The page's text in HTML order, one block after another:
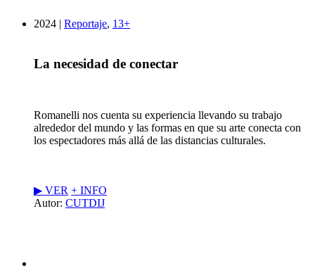
2024 | Reportaje, 13+
La necesidad de conectar
Romanelli nos cuenta su experiencia llevando su trabajo
alrededor del mundo y las formas en que su arte conecta con
los espectadores más allá de las distancias culturales.
▶︎ VER + INFO
Autor: CUTDIJ